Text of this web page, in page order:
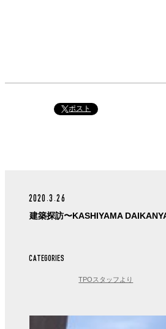
ポスト
2020.3.26
建築探訪〜KASHIYAMA
CATEGORIES
TPOスタッフより